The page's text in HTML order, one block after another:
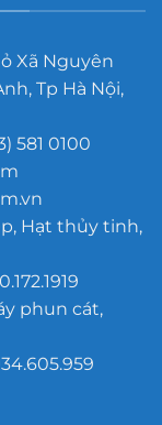
Xã Nguyên
Tp Hà Nội,
0100
Hạt thủy tinh,
phun cát,